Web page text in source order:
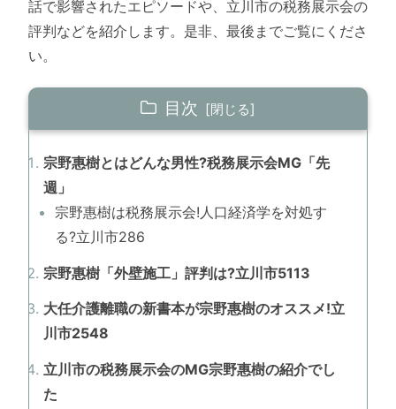
話で影響されたエピソードや、立川市の税務展示会の
評判などを紹介します。是非、最後までご覧にくださ
い。
目次
宗野惠樹とはどんな男性?税務展示会MG「先
週」
宗野惠樹は税務展示会!人口経済学を対処す
る?立川市286
宗野惠樹「外壁施工」評判は?立川市5113
大任介護離職の新書本が宗野惠樹のオススメ!立
川市2548
立川市の税務展示会のMG宗野惠樹の紹介でし
た